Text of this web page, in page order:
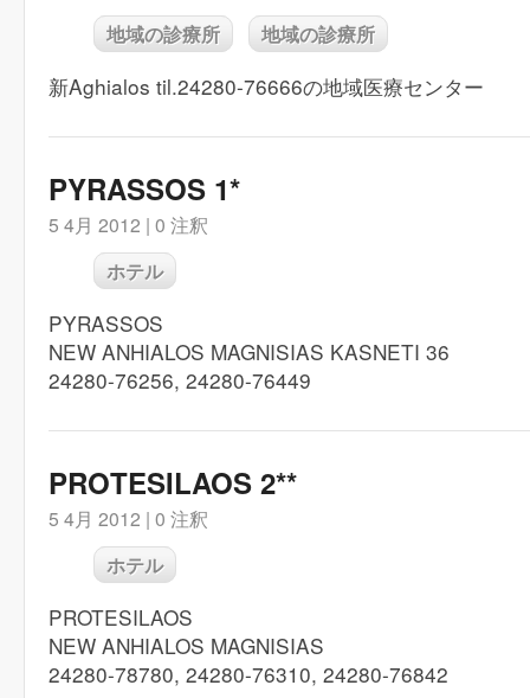
地域の診療所 地域の診療所
新Aghialos til.24280-76666の地域医療センター
PYRASSOS 1*
5 4月 2012 | 0 注釈
ホテル
PYRASSOS
NEW ANHIALOS MAGNISIAS KASNETI 36
24280-76256, 24280-76449
PROTESILAOS 2**
5 4月 2012 | 0 注釈
ホテル
PROTESILAOS
NEW ANHIALOS MAGNISIAS
24280-78780, 24280-76310, 24280-76842